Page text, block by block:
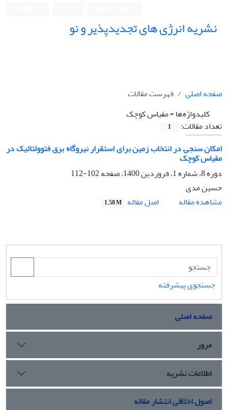
نشریه انرژی های تجدیدپذیر و نو
صفحه اصلی
فهرست مقالات
کلیدواژه‌ها =مقیاس کوچک
تعداد مقالات:
1
امکان سنجی در انتخاب زمین برای استقرار نیروگاه برق فتوولتائیک در
مقیاس کوچک
دوره 8، شماره 1، فروردین 1400، صفحه
102-112
حسین مدی
مشاهده مقاله
اصل مقاله 1.58 M
جستجوی پیشرفته
صفحه اصلی
مرور
اطلاعات نشریه
اصول اخلاقی انتشار مقاله